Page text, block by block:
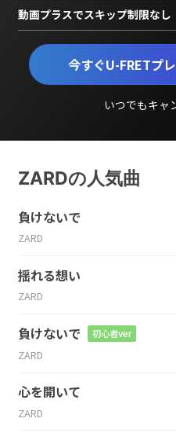
今すぐU-FRETプ
いつでもキャ
動画プラスでスキップ制限なし
ZARDの人気曲
負けないで
ZARD
揺れる想い
ZARD
負けないで 初心者ver
ZARD
心を開いて
ZARD